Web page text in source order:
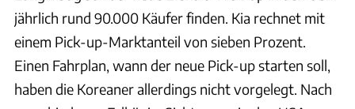
jährlich rund 90.000 Käufer finden. Kia rechnet mit
einem Pick-up-Marktanteil von sieben Prozent.
Einen Fahrplan, wann der neue Pick-up starten soll,
haben die Koreaner allerdings nicht vorgelegt. Nach